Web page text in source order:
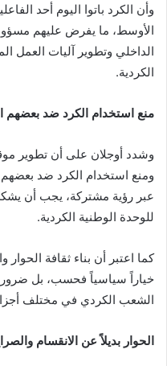
وأن الكرد باتوا اليوم أحد
الأوسط، ما يفرض عليهم
الداخلي وتطوير آليات العمل
الكردية.
منع استخدام الكرد ضد بعضهم
وشدد أوجلان على أن تطوير
ومنع استخدام الكرد ضد
عبر رؤية مشتركة، يجب أن
للوحدة الوطنية الكردية.
كما اعتبر أن بناء ثقافة الحوار
خياراً سياسياً فحسب، بل
الشعب الكردي في مختلف
الحوار بديلاً عن الانقسام